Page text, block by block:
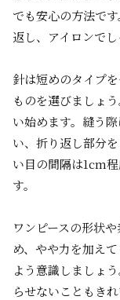
でも安心の方法で
返し、アイロンでし
針は短めのタイプ
ものを選びましょ
い始めます。縫う
い、折り返し部分
い目の間隔は1cm
す。
ワンピースの形状
め、やや力を加え
よう意識しましょ
らせないこともき